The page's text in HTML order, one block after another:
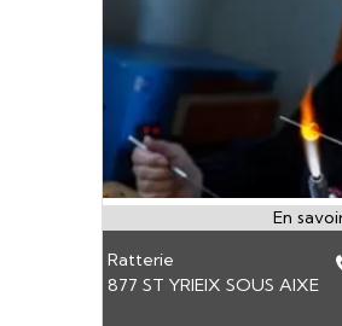
Ratterie
877 ST YRIEIX SOUS AIXE